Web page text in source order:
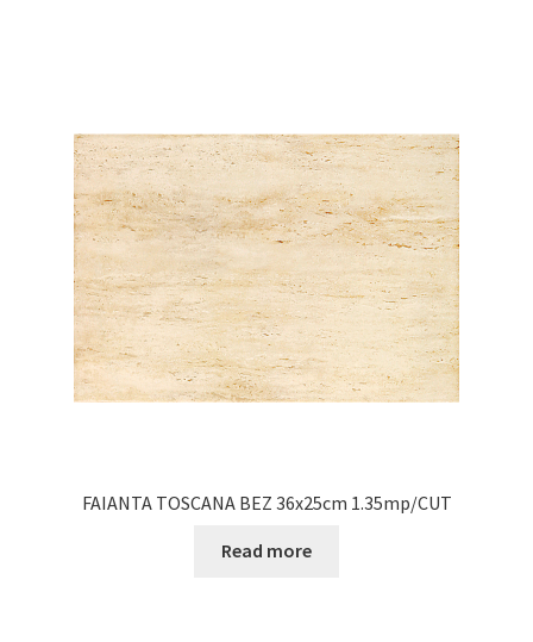
FAIANTA TOSCANA BEZ 36x25cm 1.35mp/CUT
Read more